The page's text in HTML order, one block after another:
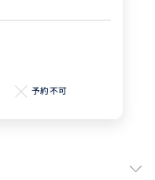
予約不可